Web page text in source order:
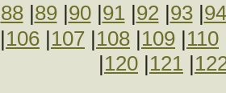
88|89|90|91|92|93|94
|106 |107 |108 |109 |110
|120 |121 |